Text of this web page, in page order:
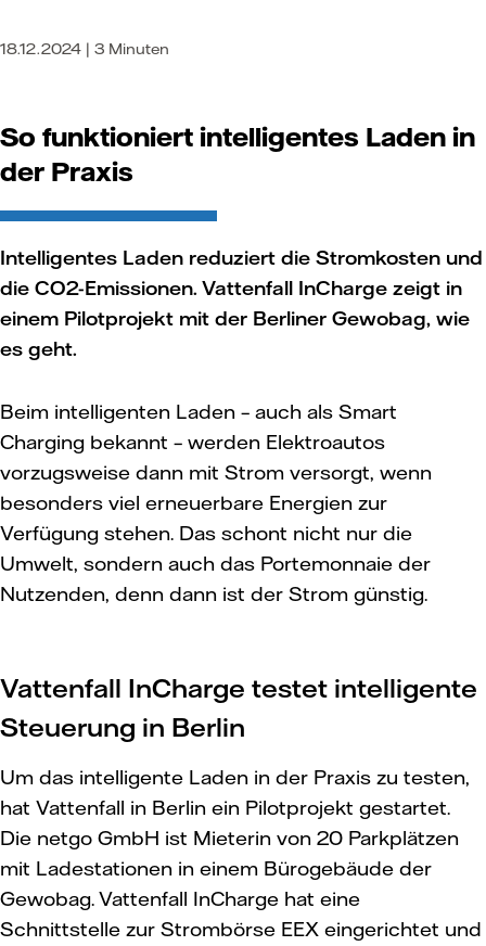
18.12.2024 | 3 Minuten
So funktioniert intelligentes Laden in
der Praxis
Intelligentes Laden reduziert die Stromkosten und
die CO2-Emissionen. Vattenfall InCharge zeigt in
einem Pilotprojekt mit der Berliner Gewobag, wie
es geht.
Beim intelligenten Laden – auch als Smart
Charging bekannt – werden Elektroautos
vorzugsweise dann mit Strom versorgt, wenn
besonders viel erneuerbare Energien zur
Verfügung stehen. Das schont nicht nur die
Umwelt, sondern auch das Portemonnaie der
Nutzenden, denn dann ist der Strom günstig.
Vattenfall InCharge testet intelligente
Steuerung in Berlin
Um das intelligente Laden in der Praxis zu testen,
hat Vattenfall in Berlin ein Pilotprojekt gestartet.
Die netgo GmbH ist Mieterin von 20 Parkplätzen
mit Ladestationen in einem Bürogebäude der
Gewobag. Vattenfall InCharge hat eine
Schnittstelle zur Strombörse EEX eingerichtet und